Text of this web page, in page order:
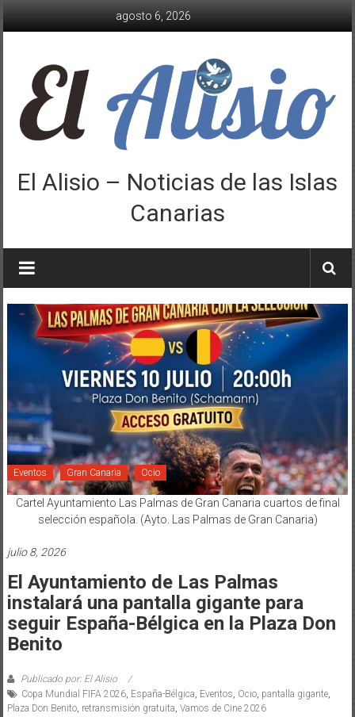
agosto 6, 2026
El Alisio – Noticias de las Islas
Canarias
Eventos Gran Canaria Ocio
Cartel Ayuntamiento Las Palmas de Gran Canaria cuartos de final
selección española. (Ayto. Las Palmas de Gran Canaria)
julio 8, 2026
El Ayuntamiento de Las Palmas
instalará una pantalla gigante para
seguir España-Bélgica en la Plaza Don
Benito
Publicado por: El Alisio
Copa Mundial FIFA 2026, España-Bélgica Eventos Ocio, pantalla gigante,
Plaza Don Benito, retransmisión gratuita Vamos de Cine 2026